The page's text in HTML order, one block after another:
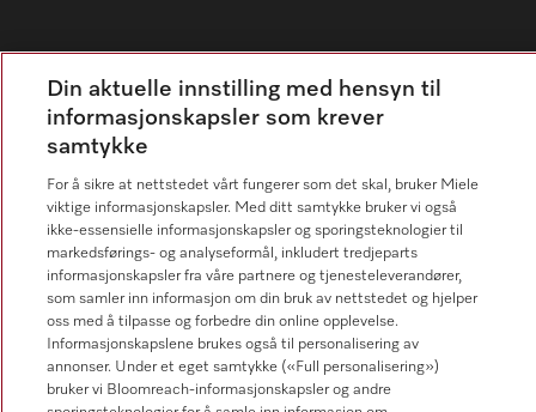
Følg Miele Professional
Personvern
Vilkår for bruk
Vilkår og betingelser
Innstillinger for informasjonskapsler
Din aktuelle innstilling med hensyn til
informasjonskapsler som krever
samtykke
For å sikre at nettstedet vårt fungerer som det skal, bruker Miele
viktige informasjonskapsler. Med ditt samtykke bruker vi også
ikke-essensielle informasjonskapsler og sporingsteknologier til
markedsførings- og analyseformål, inkludert tredjeparts
informasjonskapsler fra våre partnere og tjenesteleverandører,
som samler inn informasjon om din bruk av nettstedet og hjelper
oss med å tilpasse og forbedre din online opplevelse.
Informasjonskapslene brukes også til personalisering av
annonser. Under et eget samtykke («Full personalisering»)
bruker vi Bloomreach-informasjonskapsler og andre